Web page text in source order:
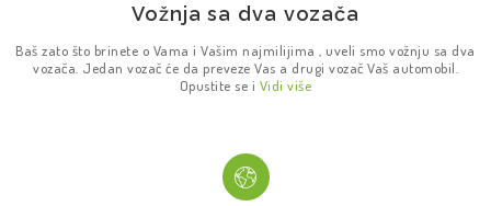
Vožnja sa dva vozača
Baš zato što brinete o Vama i Vašim najmilijima , uveli smo vožnju sa dva
vozača. Jedan vozač će da preveze Vas a drugi vozač Vaš automobil.
Opustite se i Vidi više